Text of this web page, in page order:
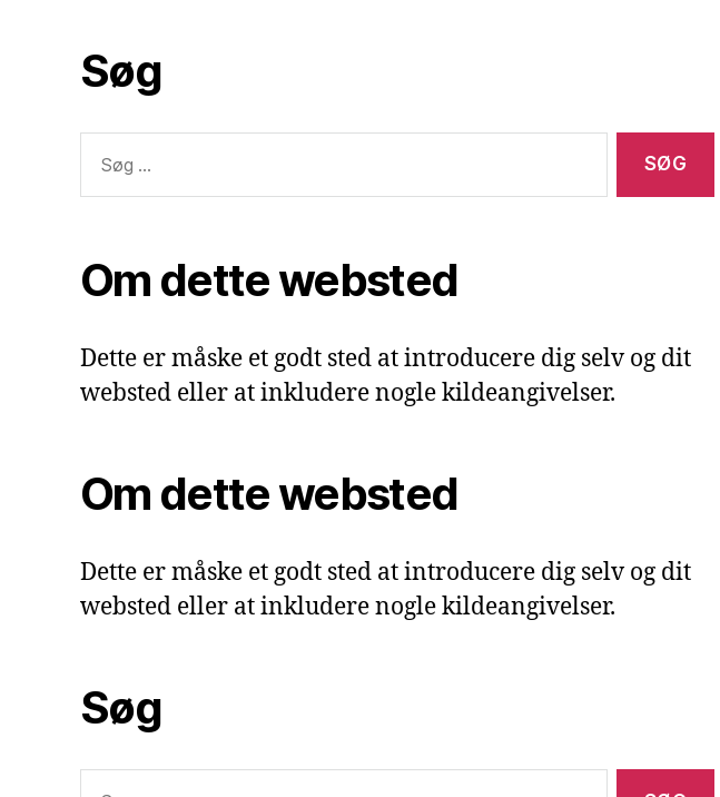
Søg
efter:
Om dette websted
Dette er måske et godt sted at introducere dig selv og dit
websted eller at inkludere nogle kildeangivelser.
Om dette websted
Dette er måske et godt sted at introducere dig selv og dit
websted eller at inkludere nogle kildeangivelser.
Søg